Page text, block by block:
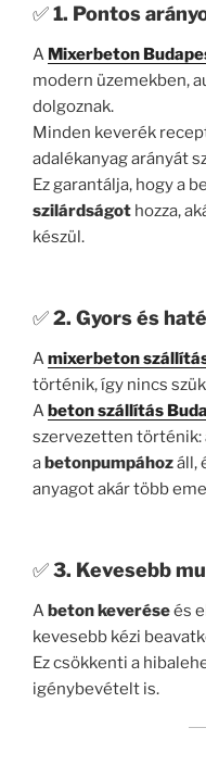
✅1. Pontos
A Mixerbeton
modern üzemekben,
dolgoznak.
Minden keverék
adalékanyag arányát
Ez garantálja, hogy a
szilárdságot hozza,
készül.
✅2. Gyors és
Amixerbeton
történik, így nincs
Abeton szállítás
szervezetten történik:
abetonpumpáhozáll,
anyagot akár több
✅3. Kevesebb
Abeton keveréseés
kevesebb kézi
Ez csökkenti a
igénybevételt is.